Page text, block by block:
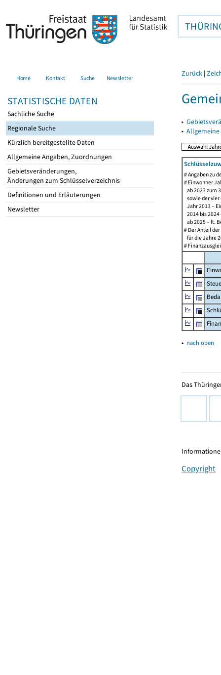
Home Kontakt Suche Newsletter
STATISTISCHE DATEN
Sachliche Suche
Regionale Suche
Kürzlich bereitgestellte Daten
Allgemeine Angaben, Zuordnungen
Gebietsveränderungen,
Änderungen zum Schlüsselverzeichnis
Definitionen und Erläuterungen
Newsletter
Zurück |
▸
▸
# Angaben zu
# Einwohner
ab 2023 zum
sowie der vier
Jahr 2013 –
2014 bis
ab 2025 – lt.
# Der Anteil
für die Jahre
#
▴ nach oben
Das
Copyright